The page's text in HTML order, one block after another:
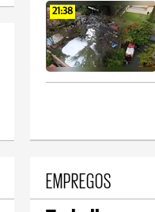
21:38
EMPREGOS